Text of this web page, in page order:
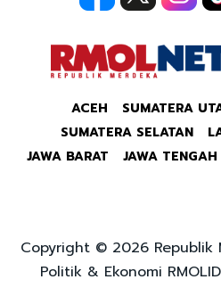
ACEH SUMATERA
SUMATERA SELATAN
JAWA BARAT
JAWA TENGAH
Copyright © 2026 Republik
Politik & Ekonomi